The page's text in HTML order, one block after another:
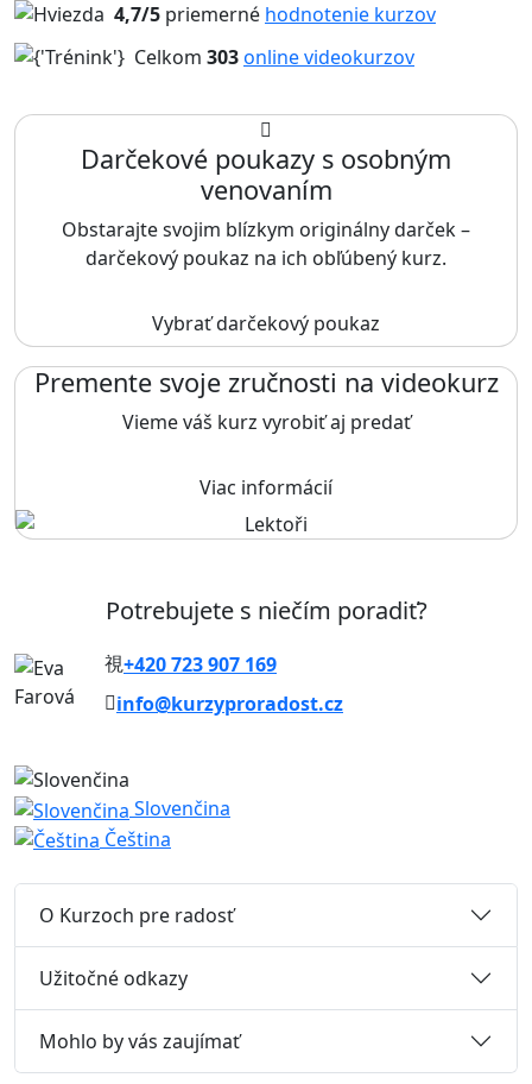
4,7/5 priemerné hodnotenie kurzov
Celkom 303online videokurzov
Darčekové poukazy s osobným
venovaním
Obstarajte svojim blízkym originálny darček –
darčekový poukaz na ich obľúbený kurz.
Vybrať darčekový poukaz
Premente svoje zručnosti na videokurz
Vieme váš kurz vyrobiť aj predať
Viac informácií
Potrebujete s niečím poradiť?
+420 723 907 169
info@kurzyproradost.cz
Slovenčina
Čeština
O Kurzoch pre radosť
Užitočné odkazy
Mohlo by vás zaujímať